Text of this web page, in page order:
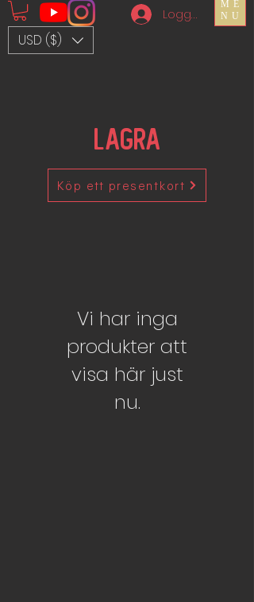
Logga in
ME
NU
USD ($)
Lagra
Köp ett presentkort
Vi har inga
produkter att
visa här just
nu.